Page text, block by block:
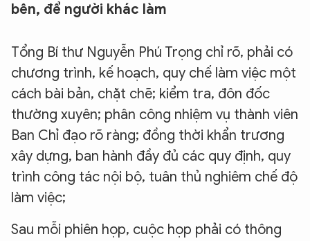
bên, để người khác làm
Tổng Bí thư Nguyễn Phú Trọng chỉ rõ, phải có
chương trình, kế hoạch, quy chế làm việc một
cách bài bản, chặt chẽ; kiểm tra, đôn đốc
thường xuyên; phân công nhiệm vụ thành viên
Ban Chỉ đạo rõ ràng; đồng thời khẩn trương
xây dựng, ban hành đầy đủ các quy định, quy
trình công tác nội bộ, tuân thủ nghiêm chế độ
làm việc;
Sau mỗi phiên họp, cuộc họp phải có thông